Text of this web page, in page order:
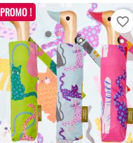
PROMO !
favorite_border